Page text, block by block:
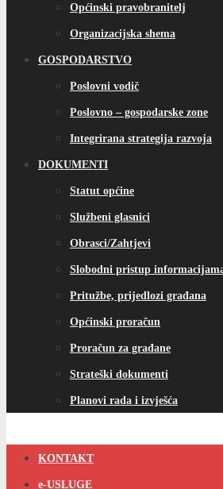
Općinski pravobranitelj
Organizacijska shema
GOSPODARSTVO
Poslovni vodič
Poslovno – gospodarske zone
Integrirana strategija razvoja
DOKUMENTI
Statut općine
Službeni glasnici
Obrasci/Zahtjevi
Slobodni pristup
Pritužbe, prijedlozi građana
Općinski proračun
Proračun za građane
Strateški dokumenti
Planovi rada i izvješća
KONTAKT
e-USLUGE